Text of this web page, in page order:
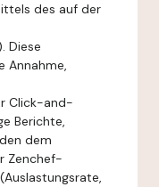
des auf der
Diese
Annahme,
Click-and-
Berichte,
dem
Zenchef-